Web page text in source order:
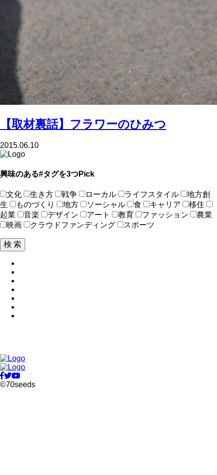
【取材裏話】フラワーのひみつ
2015.06.10
興味のある#タグを3つPick
文化 生き方 戦争 ローカル ライフスタイル
地方創
生
ものづくり 地方 ソーシャル 食 キャリア
移住
起業
音楽 デザイン アート 教育 ファッション
農業
映画
クラウドファンディング スポーツ
©70seeds